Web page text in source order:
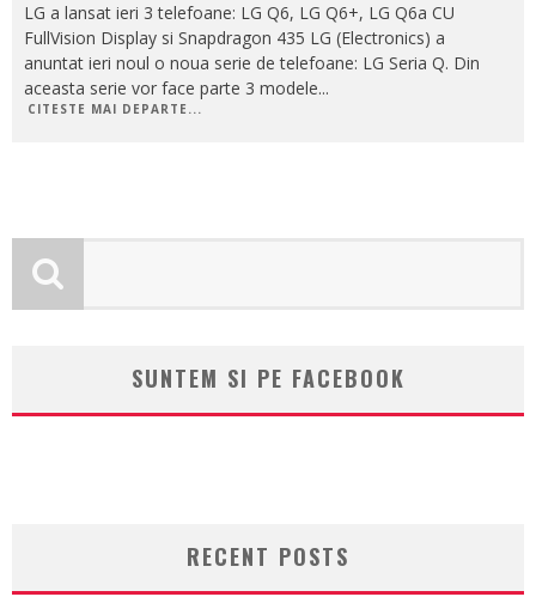
LG a lansat ieri 3 telefoane: LG Q6, LG Q6+, LG Q6a CU
FullVision Display si Snapdragon 435 LG (Electronics) a
anuntat ieri noul o noua serie de telefoane: LG Seria Q. Din
aceasta serie vor face parte 3 modele...
CITESTE MAI DEPARTE...
SUNTEM SI PE FACEBOOK
RECENT POSTS